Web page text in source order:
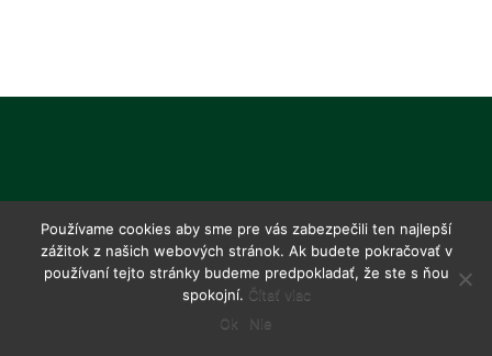
Používame cookies aby sme pre vás zabezpečili ten najlepší
zážitok z našich webových stránok. Ak budete pokračovať v
používaní tejto stránky budeme predpokladať, že ste s ňou
spokojní. Čítať viac
Ok
Nie